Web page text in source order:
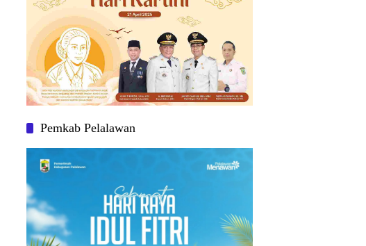
Pemkab Pelalawan